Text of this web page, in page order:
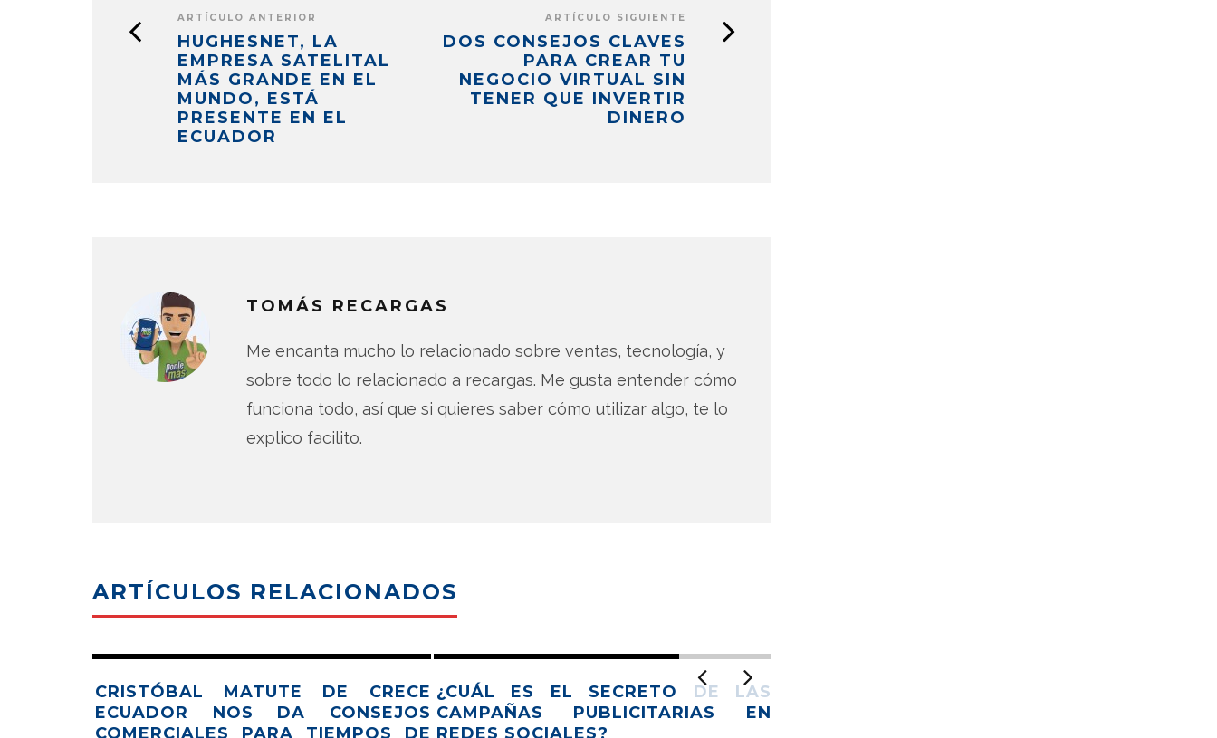
ARTÍCULO ANTERIOR
HUGHESNET, LA
EMPRESA SATELITAL
MÁS GRANDE EN EL
MUNDO, ESTÁ
PRESENTE EN EL
ECUADOR
ARTÍCULO SIGUIENTE
DOS CONSEJOS CLAVES
PARA CREAR TU
NEGOCIO VIRTUAL SIN
TENER QUE INVERTIR
DINERO
TOMÁS RECARGAS
Me encanta mucho lo relacionado sobre ventas, tecnología, y
sobre todo lo relacionado a recargas. Me gusta entender cómo
funciona todo, así que si quieres saber cómo utilizar algo, te lo
explico facilito.
ARTÍCULOS RELACIONADOS
CRISTÓBAL MATUTE DE CRECE
ECUADOR NOS DA CONSEJOS
COMERCIALES PARA TIEMPOS DE
¿CUÁL ES EL SECRETO DE LAS
CAMPAÑAS PUBLICITARIAS EN
REDES SOCIALES?